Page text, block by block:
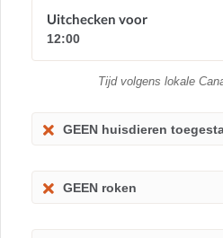
Uitchecken voor
12:00
Tijd volgens lokale
GEEN huisdieren
GEEN roken